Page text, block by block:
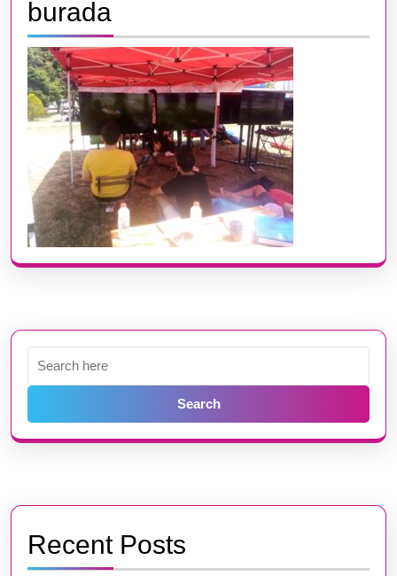
burada
for:
Recent Posts